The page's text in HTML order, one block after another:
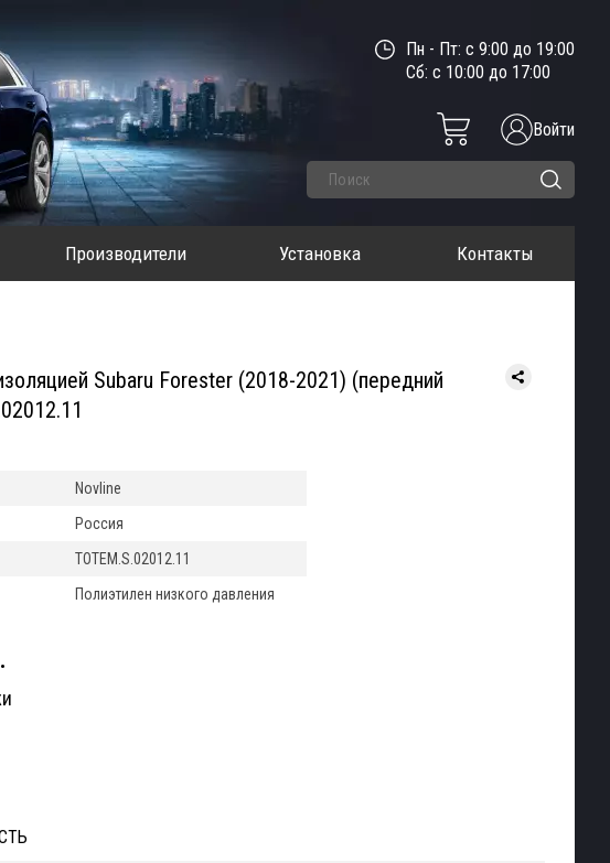
Пн - Пт: с 9:00 до 19:00
Сб: с 10:00 до 17:00
Войти
Производители Установка Контакты
Subaru Forester (2018-2021) (передний
Novline
Россия
TOTEM.S.02012.11
Полиэтилен низкого давления